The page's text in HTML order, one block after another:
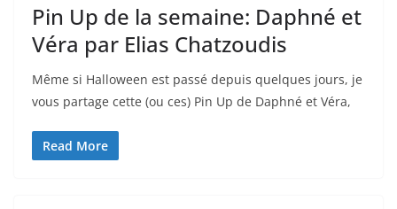
Pin Up de la semaine: Daphné et
Véra par Elias Chatzoudis
Même si Halloween est passé depuis quelques jours, je
vous partage cette (ou ces) Pin Up de Daphné et Véra,
Read More